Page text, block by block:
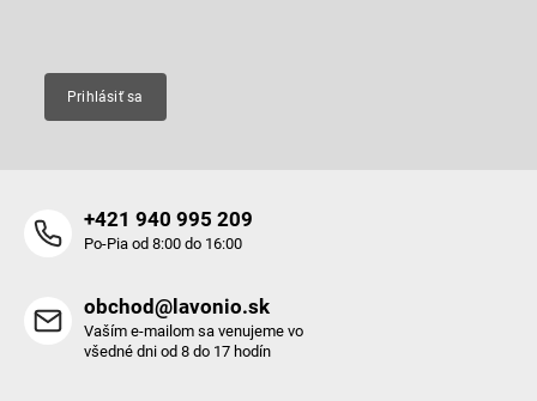
Prihlásiť sa
+421 940 995 209
Po-Pia od 8:00 do 16:00
obchod@lavonio.sk
Vaším e-mailom sa venujeme vo
všedné dni od 8 do 17 hodín